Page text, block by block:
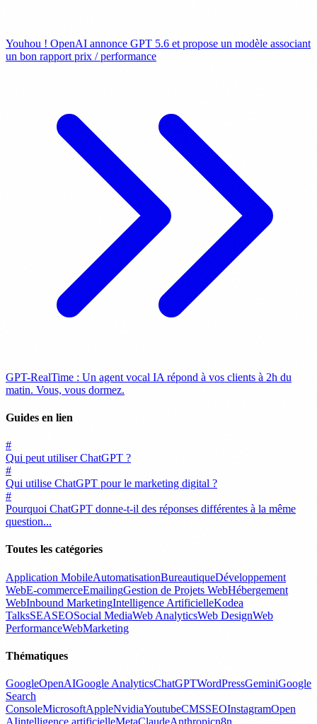
Youhou ! OpenAI annonce GPT 5.6 et propose un modèle associant
un bon rapport prix / performance
GPT-RealTime : Un agent vocal IA répond à vos clients à 2h du
matin. Vous, vous dormez.
Guides en lien
#
Qui peut utiliser ChatGPT ?
#
Qui utilise ChatGPT pour le marketing digital ?
#
Pourquoi ChatGPT donne-t-il des réponses différentes à la même
question...
Toutes les catégories
Application MobileAutomatisationBureautiqueDéveloppement
WebE-commerceEmailingGestion de Projets WebHébergement
WebInbound MarketingIntelligence ArtificielleKodea
TalksSEASEOSocial MediaWeb AnalyticsWeb DesignWeb
PerformanceWebMarketing
Thématiques
GoogleOpenAIGoogle AnalyticsChatGPTWordPressGeminiGoogle
Search
ConsoleMicrosoftAppleNvidiaYoutubeCMSSEOInstagramOpen